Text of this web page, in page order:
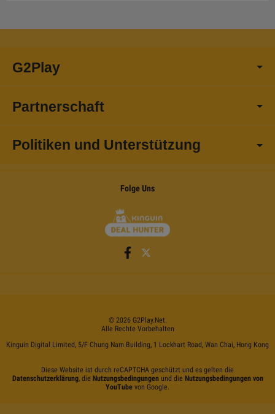
G2Play
Partnerschaft
Politiken und Unterstützung
Folge Uns
© 2026 G2Play.net.
Alle Rechte Vorbehalten
Kinguin Digital Limited, 5/F Chung Nam Building, 1 Lockhart Road, Wan Chai, Hong Kong
Diese Website ist durch reCAPTCHA geschützt und es gelten die
Datenschutzerklärung, die Nutzungsbedingungenund die Nutzungsbedingungen von
YouTube von Google.